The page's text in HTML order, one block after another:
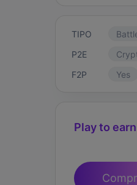
TIPO
P2E
F2P
Yes
Play to earn